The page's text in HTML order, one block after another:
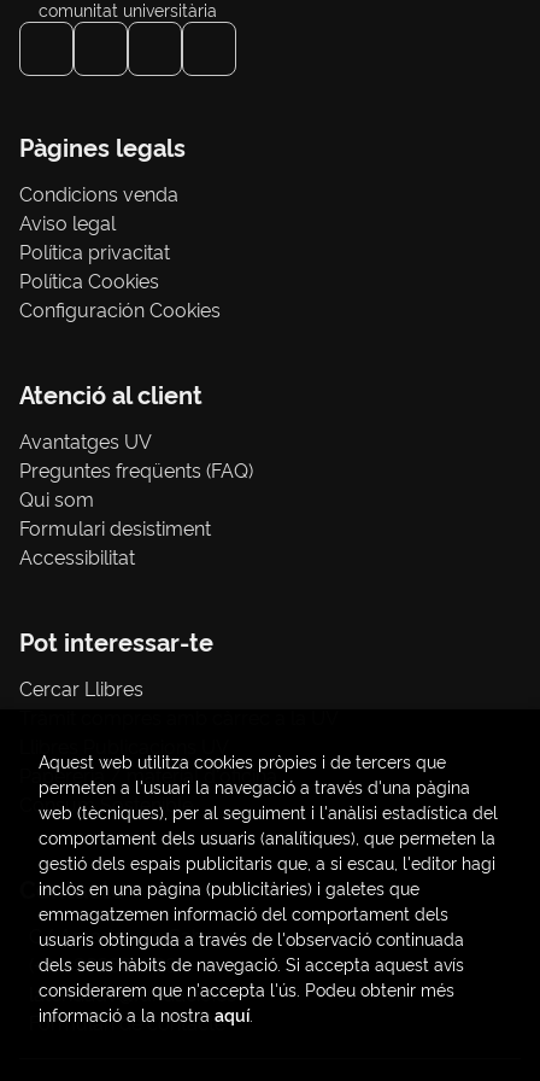
comunitat universitària
Pàgines legals
Condicions venda
Aviso legal
Política privacitat
Política Cookies
Configuración Cookies
Atenció al client
Avantatges UV
Preguntes freqüents (FAQ)
Qui som
Formulari desistiment
Accessibilitat
Pot interessar-te
Cercar Llibres
Papereria / material d'oficina
Consum Sostenible
Contacte
C/ Amadeo de Saboya, 4
(+34) 963828968
latendauv@fundacio.es
Formulari de contacte
Aquest web utilitza cookies pròpies i de tercers que
permeten a l'usuari la navegació a través d'una pàgina
web (tècniques), per al seguiment i l'anàlisi estadística del
comportament dels usuaris (analítiques), que permeten la
gestió dels espais publicitaris que, a si escau, l'editor hagi
inclòs en una pàgina (publicitàries) i galetes que
emmagatzemen informació del comportament dels
usuaris obtinguda a través de l'observació continuada
dels seus hàbits de navegació. Si accepta aquest avís
considerarem que n'accepta l'ús. Podeu obtenir més
informació a la nostra aquí.